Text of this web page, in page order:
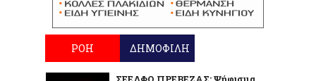
ΡΟΗ ΔΗΜΟΦΙΛΗ